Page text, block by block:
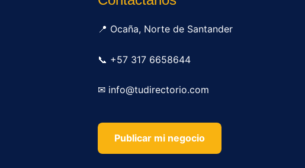
📍 Ocaña, Norte de Santander
📞 +57 317 6658644
✉ info@tudirectorio.com
Publicar mi negocio